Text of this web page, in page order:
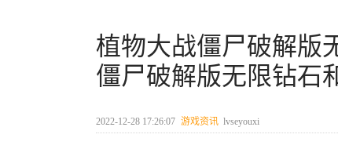
植物大战僵尸破解版
僵尸破解版无限钻石
2022-12-28 17:26:07 游戏资讯 lvseyouxi